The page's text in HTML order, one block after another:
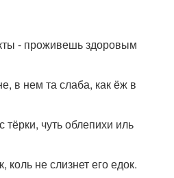
- проживешь здоровым
в нем та слаба, как ёж в
чуть облепихи иль
не слизнет его едок.